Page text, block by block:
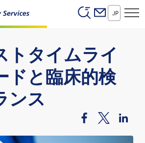
Header
JP
トタイムライ
ドと臨床的検
ンス